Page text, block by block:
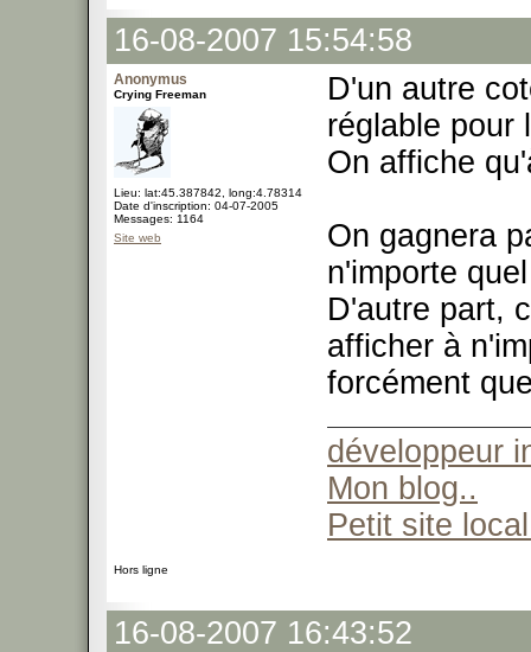
16-08-2007 15:54:58
Anonymus
Crying Freeman
Lieu: lat:45.387842, long:4.78314
Date d'inscription: 04-07-2005
Messages: 1164
Site web
D'un autre
réglable pour
On affiche
On gagnera
n'importe
D'autre part,
afficher à
forcément
développeur
Mon blog..
Petit site
Hors ligne
16-08-2007 16:43:52